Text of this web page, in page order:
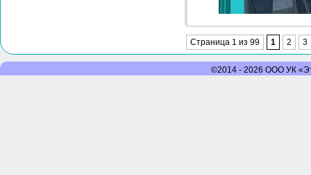
Страница 1 из 99 1 2 3
©2014 - 2026 ООО УК